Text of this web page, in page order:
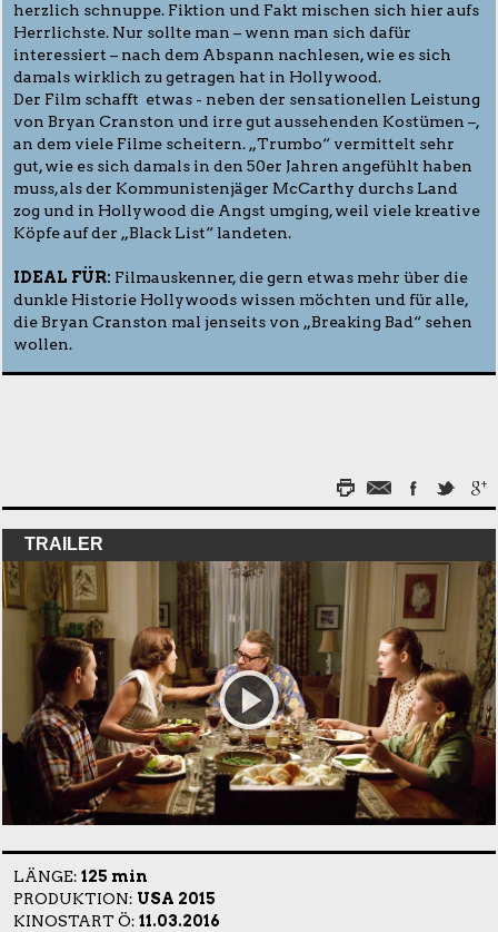
herzlich schnuppe. Fiktion und Fakt mischen sich hier aufs
Herrlichste. Nur sollte man – wenn man sich dafür
interessiert – nach dem Abspann nachlesen, wie es sich
damals wirklich zu getragen hat in Hollywood.
Der Film schafft etwas - neben der sensationellen Leistung
von Bryan Cranston und irre gut aussehenden Kostümen –,
an dem viele Filme scheitern. „Trumbo“ vermittelt sehr
gut, wie es sich damals in den 50er Jahren angefühlt haben
muss, als der Kommunistenjäger McCarthy durchs Land
zog und in Hollywood die Angst umging, weil viele kreative
Köpfe auf der „Black List“ landeten.
IDEAL FÜR: Filmauskenner, die gern etwas mehr über die
dunkle Historie Hollywoods wissen möchten und für alle,
die Bryan Cranston mal jenseits von „Breaking Bad“ sehen
wollen.
TRAILER
LÄNGE: 125 min
PRODUKTION: USA 2015
KINOSTART Ö: 11.03.2016